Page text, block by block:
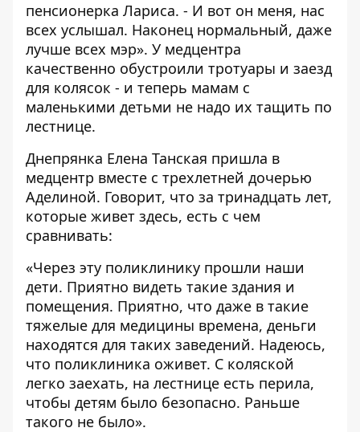
пенсионерка Лариса. - И вот он меня, нас
всех услышал. Наконец нормальный, даже
лучше всех мэр». У медцентра
качественно обустроили тротуары и заезд
для колясок - и теперь мамам с
маленькими детьми не надо их тащить по
лестнице.
Днепрянка Елена Танская пришла в
медцентр вместе с трехлетней дочерью
Аделиной. Говорит, что за тринадцать лет,
которые живет здесь, есть с чем
сравнивать:
«Через эту поликлинику прошли наши
дети. Приятно видеть такие здания и
помещения. Приятно, что даже в такие
тяжелые для медицины времена, деньги
находятся для таких заведений. Надеюсь,
что поликлиника оживет. С коляской
легко заехать, на лестнице есть перила,
чтобы детям было безопасно. Раньше
такого не было».